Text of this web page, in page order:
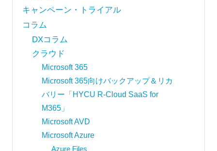
キャンペーン・トライアル
コラム
DXコラム
クラウド
Microsoft 365
Microsoft 365向けバックアップ＆リカ
バリー「HYCU R-Cloud SaaS for
M365」
Microsoft AVD
Microsoft Azure
Azure Files